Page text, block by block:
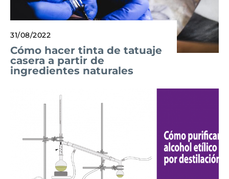
31/08/2022
Cómo hacer tinta de tatuaje
casera a partir de
ingredientes naturales